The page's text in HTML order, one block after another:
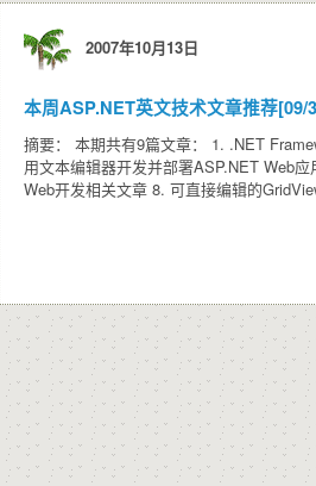
2007年10月13日
本周ASP.NET英文技术文章推荐
摘要： 本期共有9篇文章： 1. .NET
用文本编辑器开发并部署ASP.NET Web
Web开发相关文章 8. 可直接编辑的